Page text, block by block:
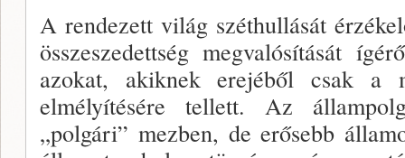
A rendezett világ széthullását
összeszedettség megvalósítását
azokat, akiknek erejéből csak a
elmélyítésé­re tellett. Az
„polgári” mezben, de erősebb